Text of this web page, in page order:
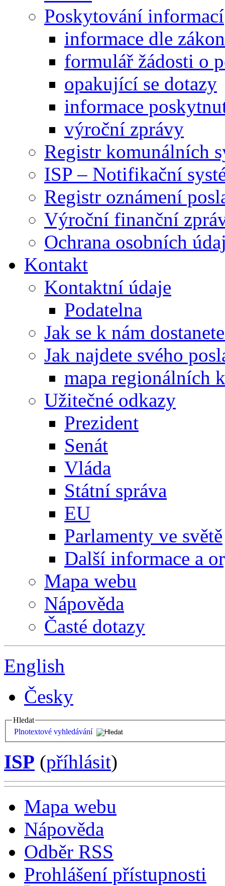
Poskytování informací
informace dle
formulář žádosti o
opakující se dotazy
informace
výroční zprávy
Registr komunálních
ISP – Notifikační
Registr oznámení
Výroční finanční
Ochrana osobních
Kontakt
Kontaktní údaje
Podatelna
Jak se k nám
Jak najdete svého
mapa regionálních
Užitečné odkazy
Prezident
Senát
Vláda
Státní správa
EU
Parlamenty ve světě
Další informace a
Mapa webu
Nápověda
Časté dotazy
English
Česky
Hledat
Plnotextové vyhledávání
ISP (příhlásit)
Mapa webu
Nápověda
Odběr RSS
Prohlášení přístupnosti